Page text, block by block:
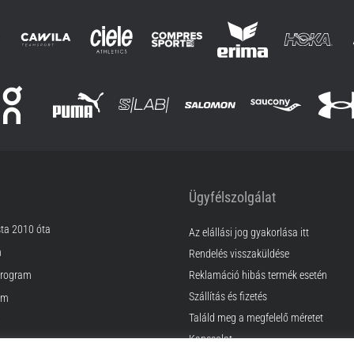
2010 óta
Ügyfélszolgálat
Az elállási jog gyakorlása itt
Rendelés visszaküldése
Reklamáció hibás termék esetén
Szállítás és fizetés
Találd meg a megfelelő méretet
Kapcsolat